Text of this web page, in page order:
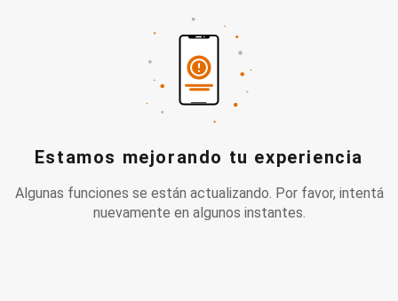
Estamos mejorando tu experiencia
Algunas funciones se están actualizando. Por favor, intentá
nuevamente en algunos instantes.